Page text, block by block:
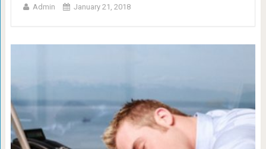
Admin January 21, 2018